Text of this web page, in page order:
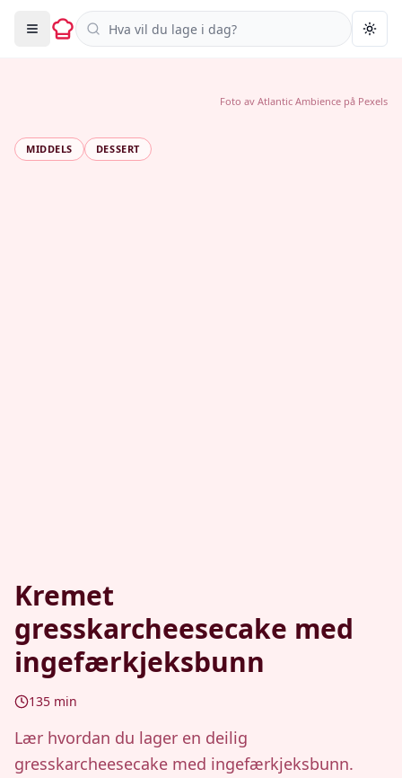
Søk i oppskrifter
MIDDELS DESSERT
Kremet
gresskarcheesecake med
ingefærkjeksbunn
135 min
Lær hvordan du lager en deilig
gresskarcheesecake med ingefærkjeksbunn.
Foto av Atlantic Ambience på Pexels